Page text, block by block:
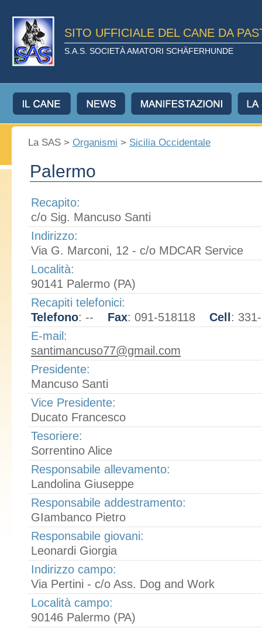
SITO UFFICIALE DEL CANE DA
S.A.S. SOCIETÀ AMATORI SCHÄFERHUNDE
La SAS > Organismi > Sicilia Occidentale
Palermo
Recapito:
c/o Sig. Mancuso Santi
Indirizzo:
Via G. Marconi, 12 - c/o MDCAR Service
Località:
90141 Palermo (PA)
Recapiti telefonici:
Telefono: -- Fax: 091-518118 Cell :
E-mail:
santimancuso77@gmail.com
Presidente:
Mancuso Santi
Vice Presidente:
Ducato Francesco
Tesoriere:
Sorrentino Alice
Responsabile allevamento:
Landolina Giuseppe
Responsabile addestramento:
GIambanco Pietro
Responsabile giovani:
Leonardi Giorgia
Indirizzo campo:
Via Pertini - c/o Ass. Dog and Work
Località campo:
90146 Palermo (PA)